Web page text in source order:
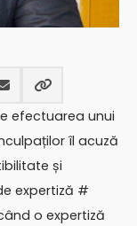
efectuarea unui
îl acuză
și
expertiză #
o expertiză